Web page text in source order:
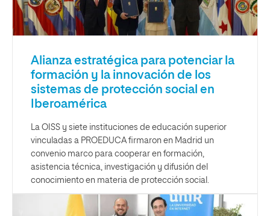
Alianza estratégica para potenciar la
formación y la innovación de los
sistemas de protección social en
Iberoamérica
La OISS y siete instituciones de educación superior
vinculadas a PROEDUCA firmaron en Madrid un
convenio marco para cooperar en formación,
asistencia técnica, investigación y difusión del
conocimiento en materia de protección social.